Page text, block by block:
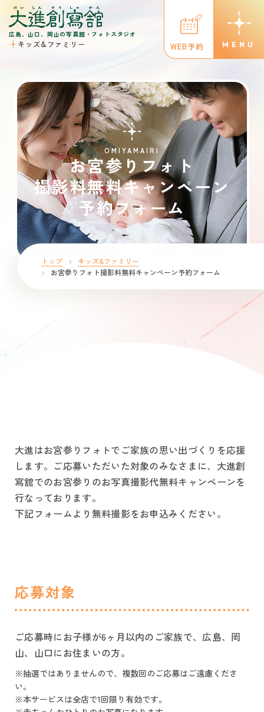
広島、山口、岡山の写真館・フォトスタジオ
キッズ&ファミリー WEB予約
OMIYAMAIRI
お宮参りフォト
撮影料無料キャンペーン
予約フォーム
トップ
キッズ&ファミリー
お宮参りフォト撮影料無料キャンペーン予約フォーム
大進はお宮参りフォトでご家族の思い出づくりを応援
します。 ご応募いただいた対象のみなさまに、大進創
寫舘でのお宮参りのお写真撮影代無料キャンペーンを
行なっております。
下記フォームより無料撮影をお申込みください。
応募対象
ご応募時にお子様が6ヶ月以内のご家族で、広島、岡
山、山口にお住まいの方。
※抽選ではありませんので、複数回のご応募はご遠慮くださ
い。
※本サービスは全店で1回限り有効です。